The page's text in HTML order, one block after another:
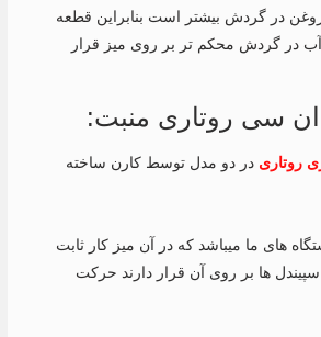
در گردش بیشتر است بنابراین قطعه
در گردش محکم تر بر روی میز قرار
سی روتاری منبت:
در دو مدل توسط کارن ساخته
های ما میباشد که در آن میز کار ثابت
ها بر روی آن قرار دارند حرکت